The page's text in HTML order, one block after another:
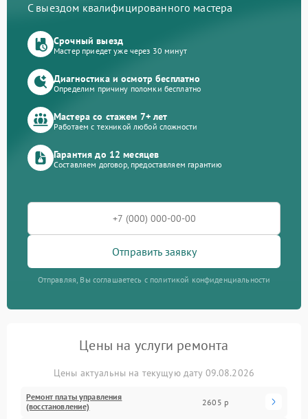
С выездом квалифицированного мастера
Срочный выезд
Мастер приедет уже через 30 минут
Диагностика и осмотр бесплатно
Определим причину поломки бесплатно
Мастера со стажем 7+ лет
Работаем с техникой любой сложности
Гарантия до 12 месяцев
Составляем договор, предоставляем гарантию
Отправить заявку
Отправляя, Вы соглашаетесь с политикой конфиденциальности
Цены на услуги ремонта
Цены актуальны на текущую дату 09.08.2026
Ремонт платы управления
(восстановление)
2605 р